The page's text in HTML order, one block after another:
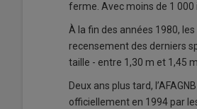
ferme. Avec moins de 1
À la fin des années 1980,
recensement des derniers
taille - entre 1,30 m et 1,45
Deux ans plus tard,
officiellement en 1994 par